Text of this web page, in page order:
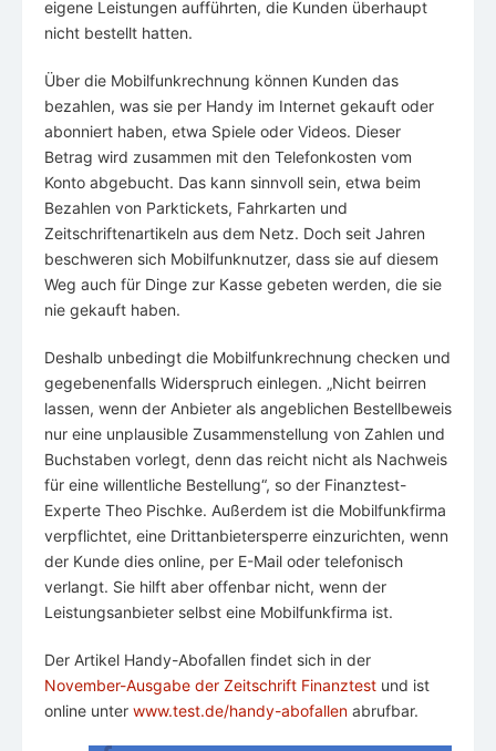
eigene Leistungen aufführten, die Kunden überhaupt
nicht bestellt hatten.
Über die Mobilfunkrechnung können Kunden das
bezahlen, was sie per Handy im Internet gekauft oder
abonniert haben, etwa Spiele oder Videos. Dieser
Betrag wird zusammen mit den Telefonkosten vom
Konto abgebucht. Das kann sinnvoll sein, etwa beim
Bezahlen von Parktickets, Fahrkarten und
Zeitschriftenartikeln aus dem Netz. Doch seit Jahren
beschweren sich Mobilfunknutzer, dass sie auf diesem
Weg auch für Dinge zur Kasse gebeten werden, die sie
nie gekauft haben.
Deshalb unbedingt die Mobilfunkrechnung checken und
gegebenenfalls Widerspruch einlegen. „Nicht beirren
lassen, wenn der Anbieter als angeblichen Bestellbeweis
nur eine unplausible Zusammenstellung von Zahlen und
Buchstaben vorlegt, denn das reicht nicht als Nachweis
für eine willentliche Bestellung“, so der Finanztest-
Experte Theo Pischke. Außerdem ist die Mobilfunkfirma
verpflichtet, eine Drittanbietersperre einzurichten, wenn
der Kunde dies online, per E-Mail oder telefonisch
verlangt. Sie hilft aber offenbar nicht, wenn der
Leistungsanbieter selbst eine Mobilfunkfirma ist.
Der Artikel Handy-Abofallen findet sich in der
November-Ausgabe der Zeitschrift Finanztest und ist
online unter www.test.de/handy-abofallen abrufbar.